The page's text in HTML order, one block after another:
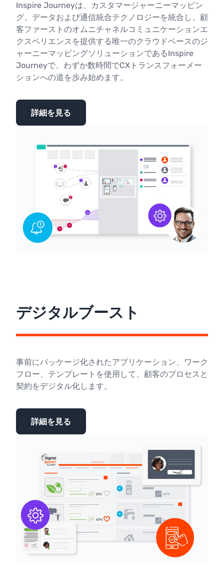
Inspire Journeyは、カスタマージャーニーマッピン
グ、データおよび通信統合テクノロジーを統合し、顧
客ファーストのオムニチャネルコミュニケーションエ
クスペリエンスを提供する唯一のクラウドベースのジ
ャーニーマッピングソリューションであるInspire
Journeyで、わずか数時間でCXトランスフォーメー
ションへの道を歩み始めます。
詳細を見る
デジタルブースト
事前にパッケージ化されたアプリケーション、ワーク
フロー、テンプレートを使用して、顧客のプロセスと
契約をデジタル化します。
詳細を見る